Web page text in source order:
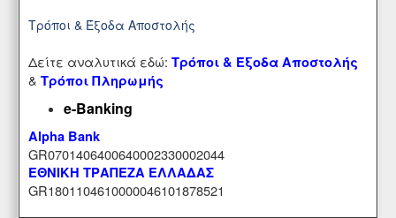
Τρόποι & Έξοδα Αποστολής
Δείτε αναλυτικά εδώ: Τρόποι & Έξοδα Αποστολής
& Τρόποι Πληρωμής
e-Banking
Alpha Bank
GR0701406400640002330002044
ΕΘΝΙΚΗ ΤΡΑΠΕΖΑ ΕΛΛΑΔΑΣ
GR1801104610000046101878521